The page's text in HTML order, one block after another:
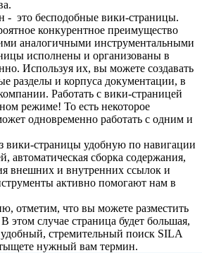
- это бесподобные вики-страницы.
конкурентное преимущество
аналогичными инструментальными
исполнены и организованы в
Используя их, вы можете создавать
разделы и корпуса документации, в
Работать с вики-страницей
режиме! То есть некоторое
одновременно работать с одним и
вики-страницы удобную по навигации
автоматическая сборка содержания,
внешних и внутренних ссылок и
активно помогают нам в
отметим, что вы можете разместить
этом случае страница будет большая,
стремительный поиск SILA
нужный вам термин.